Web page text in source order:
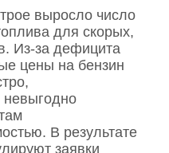
выросло число
для скорых,
Из‑за дефицита
цены на бензин
невыгодно
В результате
заявки